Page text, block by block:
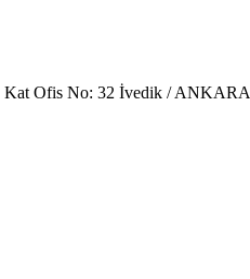
Kat Ofis No: 32 İvedik / ANKARA